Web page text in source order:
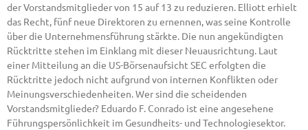
der Vorstandsmitglieder von 15 auf 13 zu reduzieren. Elliott erhielt
das Recht, fünf neue Direktoren zu ernennen, was seine Kontrolle
über die Unternehmensführung stärkte. Die nun angekündigten
Rücktritte stehen im Einklang mit dieser Neuausrichtung. Laut
einer Mitteilung an die US-Börsenaufsicht SEC erfolgten die
Rücktritte jedoch nicht aufgrund von internen Konflikten oder
Meinungsverschiedenheiten. Wer sind die scheidenden
Vorstandsmitglieder? Eduardo F. Conrado ist eine angesehene
Führungspersönlichkeit im Gesundheits- und Technologiesektor.